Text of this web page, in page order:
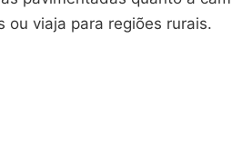
viaja para regiões rurais.